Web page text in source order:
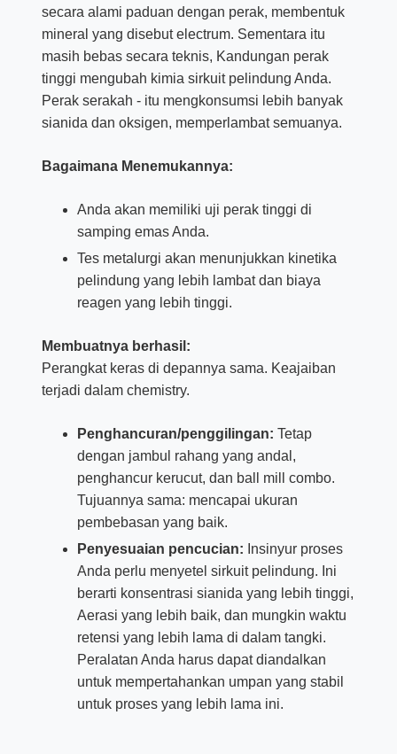
secara alami paduan dengan perak, membentuk
mineral yang disebut electrum. Sementara itu
masih bebas secara teknis, Kandungan perak
tinggi mengubah kimia sirkuit pelindung Anda.
Perak serakah - itu mengkonsumsi lebih banyak
sianida dan oksigen, memperlambat semuanya.
Bagaimana Menemukannya:
Anda akan memiliki uji perak tinggi di
samping emas Anda.
Tes metalurgi akan menunjukkan kinetika
pelindung yang lebih lambat dan biaya
reagen yang lebih tinggi.
Membuatnya berhasil:
Perangkat keras di depannya sama. Keajaiban
terjadi dalam chemistry.
Penghancuran/penggilingan: Tetap
dengan jambul rahang yang andal,
penghancur kerucut, dan ball mill combo.
Tujuannya sama: mencapai ukuran
pembebasan yang baik.
Penyesuaian pencucian: Insinyur proses
Anda perlu menyetel sirkuit pelindung. Ini
berarti konsentrasi sianida yang lebih tinggi,
Aerasi yang lebih baik, dan mungkin waktu
retensi yang lebih lama di dalam tangki.
Peralatan Anda harus dapat diandalkan
untuk mempertahankan umpan yang stabil
untuk proses yang lebih lama ini.